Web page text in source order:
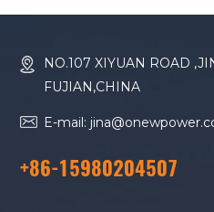
NO.107 XIYUAN ROAD
FUJIAN,CHINA
E-mail:
+86-15980204507